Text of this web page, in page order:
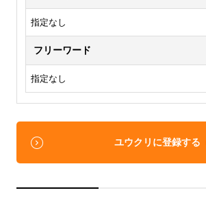
指定なし
フリーワード
指定なし
ユウクリに登録する